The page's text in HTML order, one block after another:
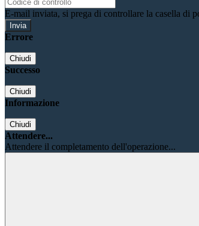
E-mail inviata, si prega di controllare la casella di
Errore
Chiudi
Successo
Chiudi
Informazione
Chiudi
Attendere...
Attendere il completamento dell'operazione...